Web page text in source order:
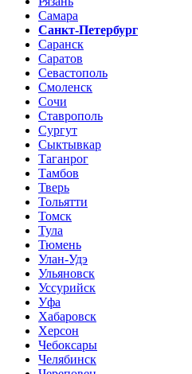
Самара
Санкт-Петербург
Саранск
Саратов
Севастополь
Смоленск
Сочи
Ставрополь
Сургут
Сыктывкар
Таганрог
Тамбов
Тверь
Тольятти
Томск
Тула
Тюмень
Улан-Удэ
Ульяновск
Уссурийск
Уфа
Хабаровск
Херсон
Чебоксары
Челябинск